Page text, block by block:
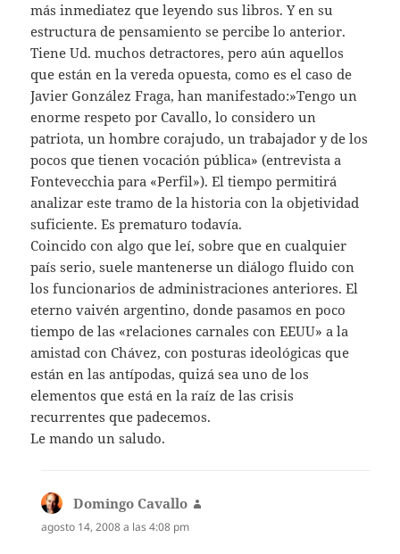
más inmediatez que leyendo sus libros. Y en su
estructura de pensamiento se percibe lo anterior.
Tiene Ud. muchos detractores, pero aún aquellos
que están en la vereda opuesta, como es el caso de
Javier González Fraga, han manifestado:»Tengo un
enorme respeto por Cavallo, lo considero un
patriota, un hombre corajudo, un trabajador y de los
pocos que tienen vocación pública» (entrevista a
Fontevecchia para «Perfil»). El tiempo permitirá
analizar este tramo de la historia con la objetividad
suficiente. Es prematuro todavía.
Coincido con algo que leí, sobre que en cualquier
país serio, suele mantenerse un diálogo fluido con
los funcionarios de administraciones anteriores. El
eterno vaivén argentino, donde pasamos en poco
tiempo de las «relaciones carnales con EEUU» a la
amistad con Chávez, con posturas ideológicas que
están en las antípodas, quizá sea uno de los
elementos que está en la raíz de las crisis
recurrentes que padecemos.
Le mando un saludo.
Domingo Cavallo
agosto 14, 2008 a las 4:08 pm